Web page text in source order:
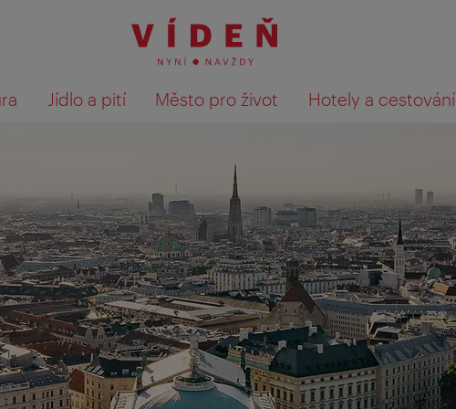
Jídlo a pití Město pro život Hotely a cestování